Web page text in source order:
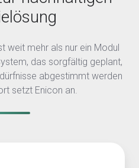
weit mehr als nur ein Modul
das sorgfältig geplant,
abgestimmt werden
setzt Enicon an.